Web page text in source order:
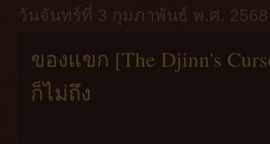
วันจันทร์ที่ 3 กุมภาพันธ์ พ.ศ. 2568
ของแขก [The Djinn's
ก็ไม่ถึง